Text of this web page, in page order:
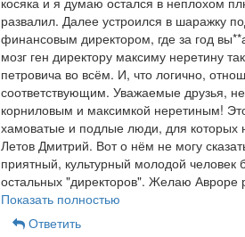
развалил. Далее устроился в шаражку
финансовым директором, где за год
мозг ген директору максиму неретину
петровича во всём. И, что логично,
соответствующим. Уважаемые друзья,
корниловым и максимкой неретиным!
хамоватые и подлые люди, для которых
Летов Дмитрий. Вот о нём не могу
приятный, культурный молодой
остальных "директоров". Желаю Авроре
Показать полностью
Ответить